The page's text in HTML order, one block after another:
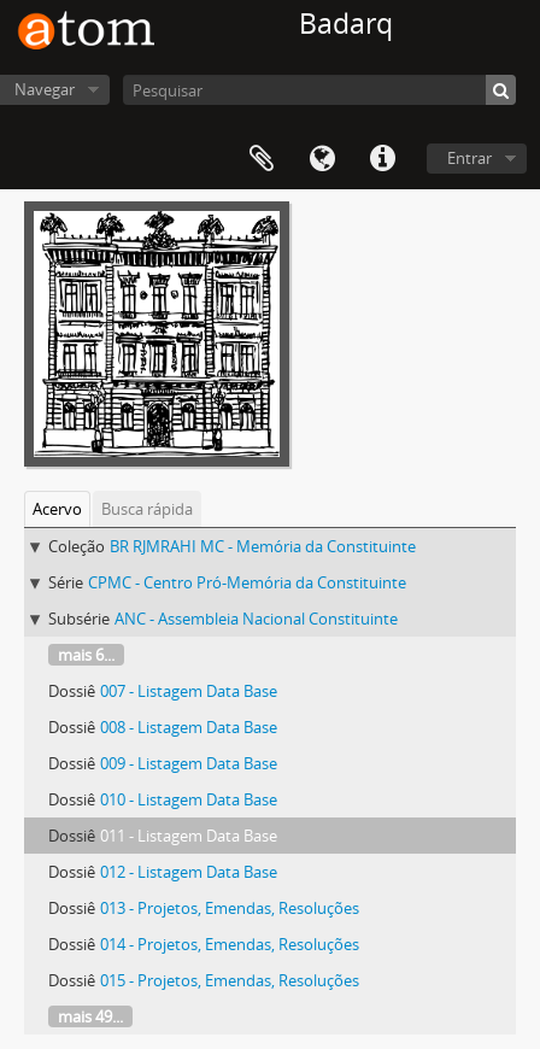
Badarq
Navegar
Entrar
Acervo
Busca rápida
Coleção BR RJMRAHI MC - Memória da Constituinte
Série CPMC - Centro Pró-Memória da Constituinte
Subsérie ANC - Assembleia Nacional Constituinte
mais 6...
Dossiê 007 - Listagem Data Base
Dossiê 008 - Listagem Data Base
Dossiê 009 - Listagem Data Base
Dossiê 010 - Listagem Data Base
Dossiê 011 - Listagem Data Base
Dossiê 012 - Listagem Data Base
Dossiê 013 - Projetos, Emendas, Resoluções
Dossiê 014 - Projetos, Emendas, Resoluções
Dossiê 015 - Projetos, Emendas, Resoluções
mais 49...